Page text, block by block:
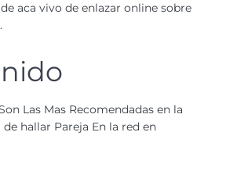
aca vivo de enlazar online sobre
Las Mas Recomendadas en la
hallar Pareja En la red en